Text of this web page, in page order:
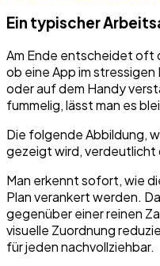
Ein typischer
Am Ende entscheidet oft
ob eine App im
oder auf dem Handy
fummelig, lässt man es
Die folgende Abbildung,
gezeigt wird, verdeutlicht
Man erkennt sofort, wie
Plan verankert werden.
gegenüber einer reinen
visuelle Zuordnung
für jeden nachvollziehbar.